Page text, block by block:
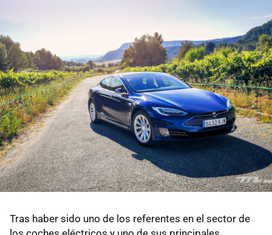
Tras haber sido uno de los referentes en el sector de